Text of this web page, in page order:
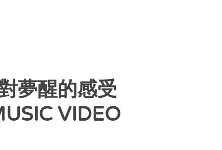
夢醒的感受
VIDEO